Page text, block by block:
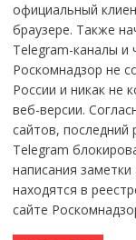
официальный
браузере. Также
Telegram-каналы и
Роскомнадзор не
России и никак не
веб-версии.
сайтов, последний
Telegram
написания
находятся в
сайте